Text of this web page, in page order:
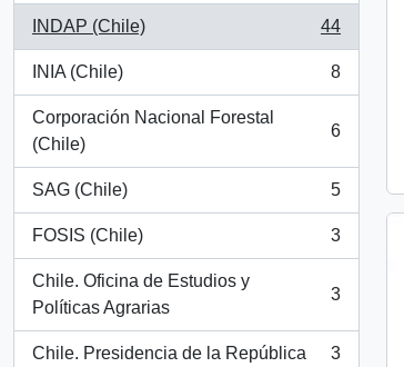
INDAP (Chile)
, 44 resultados
44
INIA (Chile)
, 8 resultados
8
Corporación Nacional Forestal
(Chile)
, 6 resultados
6
SAG (Chile)
, 5 resultados
5
FOSIS (Chile)
, 3 resultados
3
Chile. Oficina de Estudios y
Políticas Agrarias
, 3 resultados
3
Chile. Presidencia de la República 3